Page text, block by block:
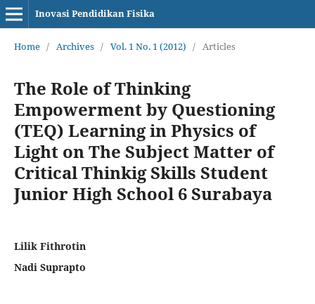
Inovasi Pendidikan Fisika
Home / Archives / Vol. 1 No. 1 (2012) / Articles
The Role of Thinking
Empowerment by Questioning
(TEQ) Learning in Physics of
Light on The ‎Subject Matter of
Critical Thinkig Skills Student
Junior High School 6 Surabaya
Lilik Fithrotin
Nadi Suprapto